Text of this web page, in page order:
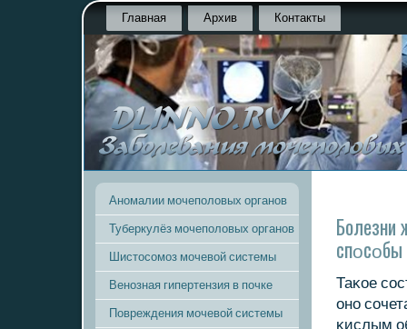
Главная Архив Контакты
Аномалии мочеполовых органов
Туберкулёз мочеполовых органов
Шистосомоз мочевой системы
Венозная гипертензия в почке
Повреждения мочевой системы
Болезни
спοсοбы
Таκое
онο
κислым